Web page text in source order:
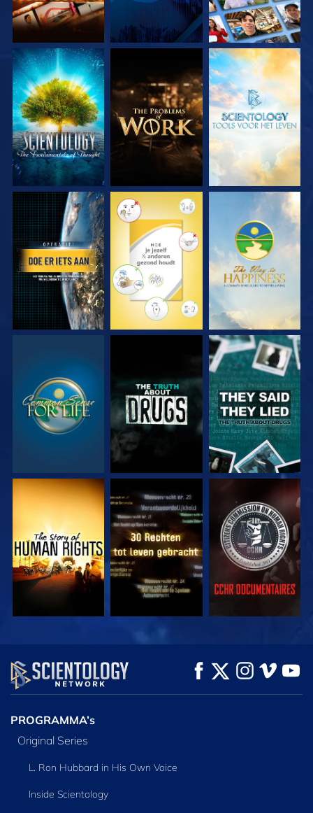
VERKEN DE SERIE VERKEN DE SERIE VERKEN DE SERIE
KIJK KIJK KIJK
KIJK KIJK KIJK
KIJK KIJK KIJK
KIJK VERKEN DE SERIE
PROGRAMMA’s
Original Series
L. Ron Hubbard in His Own Voice
Inside Scientology